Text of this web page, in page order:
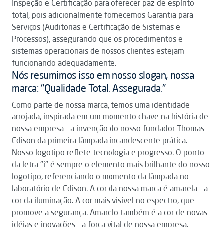
Inspeção e Certificação para oferecer paz de espírito
total, pois adicionalmente fornecemos Garantia para
Serviços (Auditorias e Certificação de Sistemas e
Processos), assegurando que os procedimentos e
sistemas operacionais de nossos clientes estejam
funcionando adequadamente.
Nós resumimos isso em nosso slogan, nossa
marca: "Qualidade Total. Assegurada."
Como parte de nossa marca, temos uma identidade
arrojada, inspirada em um momento chave na história de
nossa empresa - a invenção do nosso fundador Thomas
Edison da primeira lâmpada incandescente prática.
Nosso logotipo reflete tecnologia e progresso. O ponto
da letra "i" é sempre o elemento mais brilhante do nosso
logotipo, referenciando o momento da lâmpada no
laboratório de Edison. A cor da nossa marca é amarela - a
cor da iluminação. A cor mais visível no espectro, que
promove a segurança. Amarelo também é a cor de novas
idéias e inovações - a força vital de nossa empresa.